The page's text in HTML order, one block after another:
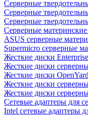
Cерверные
Cерверные
Cерверные
Серверные
ASUS серверные
Supermicro серверные
Жесткие диски Enterprise
Жесткие диски
Жесткие диски OpenYard
Жесткие диски
Жесткие диски
Сетевые адаптеры для
Intel сетевые адаптеры